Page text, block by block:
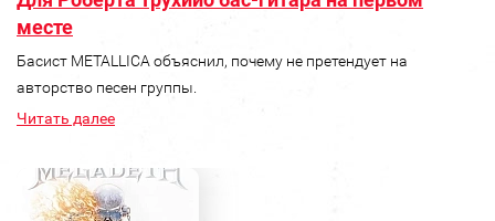
месте
Басист METALLICA объяснил, почему не претендует на
авторство песен группы.
Читать далее